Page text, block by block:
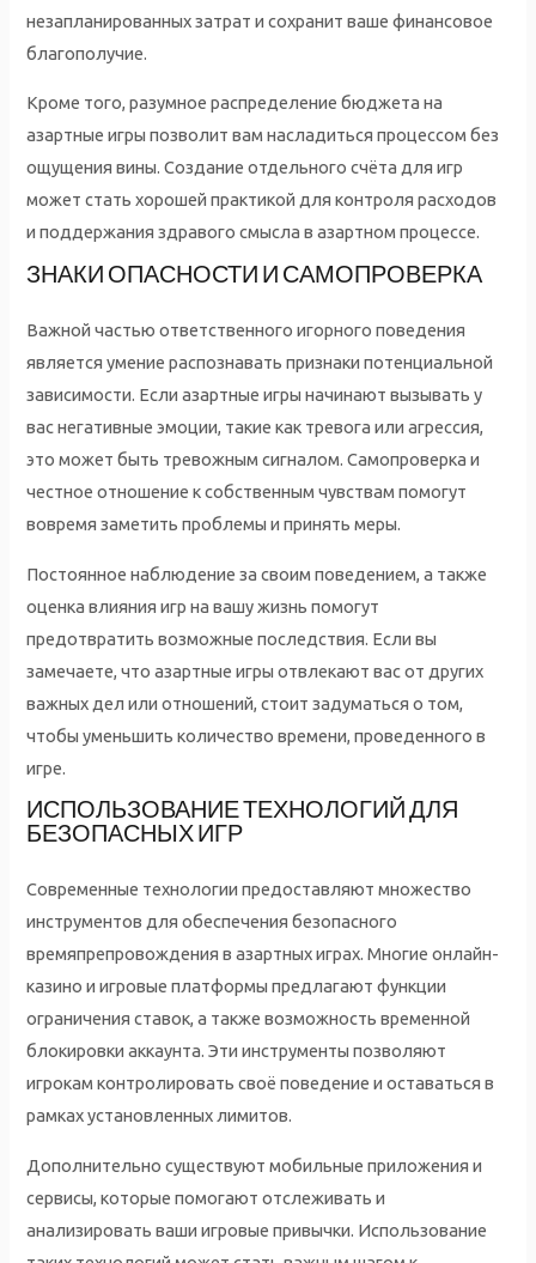
незапланированных затрат и сохранит ваше финансовое
благополучие.
Кроме того, разумное распределение бюджета на
азартные игры позволит вам насладиться процессом без
ощущения вины. Создание отдельного счёта для игр
может стать хорошей практикой для контроля расходов
и поддержания здравого смысла в азартном процессе.
ЗНАКИ ОПАСНОСТИ И САМОПРОВЕРКА
Важной частью ответственного игорного поведения
является умение распознавать признаки потенциальной
зависимости. Если азартные игры начинают вызывать у
вас негативные эмоции, такие как тревога или агрессия,
это может быть тревожным сигналом. Самопроверка и
честное отношение к собственным чувствам помогут
вовремя заметить проблемы и принять меры.
Постоянное наблюдение за своим поведением, а также
оценка влияния игр на вашу жизнь помогут
предотвратить возможные последствия. Если вы
замечаете, что азартные игры отвлекают вас от других
важных дел или отношений, стоит задуматься о том,
чтобы уменьшить количество времени, проведенного в
игре.
ИСПОЛЬЗОВАНИЕ ТЕХНОЛОГИЙ ДЛЯ
БЕЗОПАСНЫХ ИГР
Современные технологии предоставляют множество
инструментов для обеспечения безопасного
времяпрепровождения в азартных играх. Многие онлайн-
казино и игровые платформы предлагают функции
ограничения ставок, а также возможность временной
блокировки аккаунта. Эти инструменты позволяют
игрокам контролировать своё поведение и оставаться в
рамках установленных лимитов.
Дополнительно существуют мобильные приложения и
сервисы, которые помогают отслеживать и
анализировать ваши игровые привычки. Использование